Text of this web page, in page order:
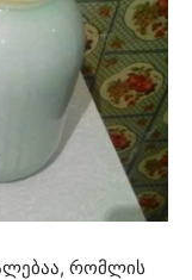
რომლის